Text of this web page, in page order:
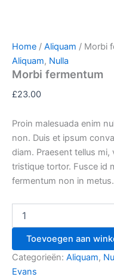
Home / Aliquam / Morbi
Aliquam, Nulla
Morbi fermentum
£23.00
Proin malesuada enim
non. Duis et ipsum
diam. Praesent tellus
tristique tortor. Fusce id
fermentum non in metus.
Toevoegen aan
Categorieën: Aliquam,
Evans